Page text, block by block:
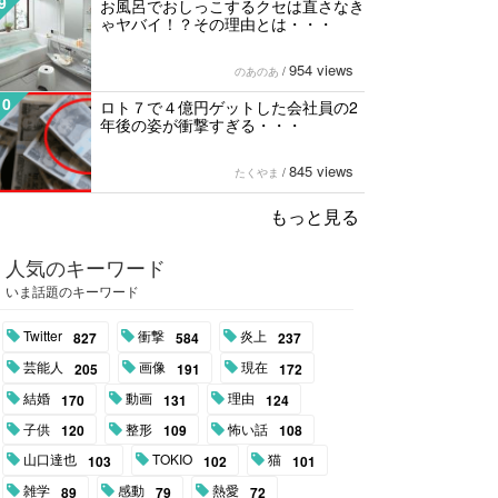
お風呂でおしっこするクセは直さなき
ゃヤバイ！？その理由とは・・・
のあのあ / 954 views
ロト７で４億円ゲットした会社員の2
年後の姿が衝撃すぎる・・・
たくやま / 845 views
もっと見る
人気のキーワード
いま話題のキーワード
Twitter 827 衝撃 584 炎上 237
芸能人 205 画像 191 現在 172
結婚 170 動画 131 理由 124
子供 120 整形 109 怖い話 108
山口達也 103 TOKIO 102 猫 101
雑学 89 感動 79 熱愛 72